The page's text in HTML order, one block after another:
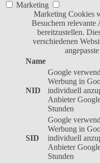
Marketing
Marketing Cookies
Besuchern relevante
bereitzustellen.
verschiedenen
Name
NID
Google
Werbung in
individuell
Anbieter
Stunden
SID
Google
Werbung in
individuell
Anbieter
Stunden